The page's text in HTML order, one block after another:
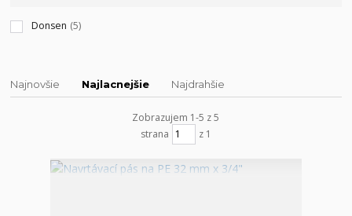
Donsen (5)
Najnovšie Najlacnejšie Najdrahšie
Zobrazujem 1-5 z 5
strana
z 1